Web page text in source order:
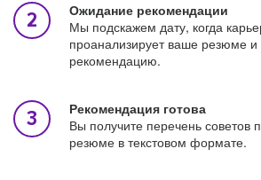
Ожидание рекомендации
Мы подскажем дату, когда
проанализирует ваше резюме и
рекомендацию.
Рекомендация готова
Вы получите перечень советов
резюме в текстовом формате.